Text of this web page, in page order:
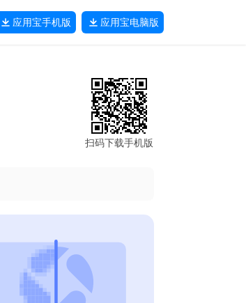
应用宝手机版 应用宝电脑版
扫码下载手机版